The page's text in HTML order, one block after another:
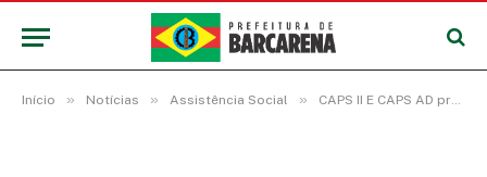
Início » Notícias » Assistência Social » CAPS II E CAPS AD promovem arraial com usuários e fortalecem ações de cuidado em saúde mental